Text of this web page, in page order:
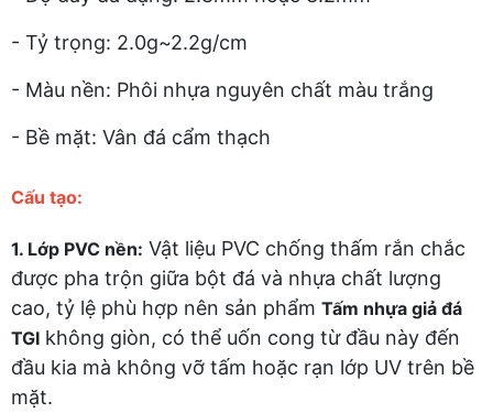
- Tỷ trọng: 2.0g~2.2g/cm
- Màu nền: Phôi nhựa nguyên chất màu trắng
- Bề mặt: Vân đá cẩm thạch
Cấu tạo:
1. Lớp PVC nền: Vật liệu PVC chống thấm rắn chắc
được pha trộn giữa bột đá và nhựa chất lượng
cao, tỷ lệ phù hợp nên sản phẩm Tấm nhựa giả đá
TGI không giòn, có thể uốn cong từ đầu này đến
đầu kia mà không vỡ tấm hoặc rạn lớp UV trên bề
mặt.